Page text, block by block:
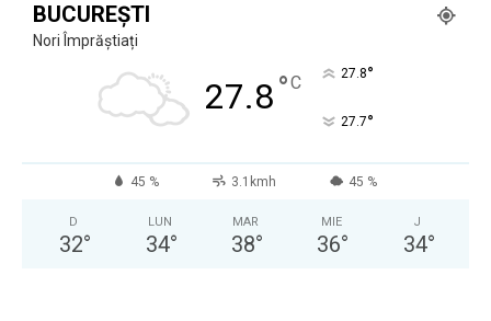
BUCUREȘTI
Nori Împrăștiați
27.8°C 27.8°
27.7°
45 % 3.1kmh 45 %
D
32°
LUN
34°
MAR
38°
MIE
36°
J
34°